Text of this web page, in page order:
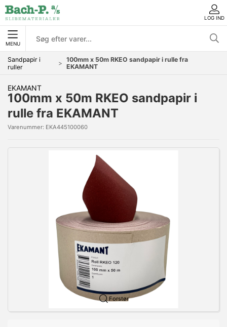
LOG IND
MENU
Sandpapir i
ruller
100mm x 50m RKEO sandpapir i rulle fra
EKAMANT
EKAMANT
100mm x 50m RKEO sandpapir i
rulle fra EKAMANT
Varenummer: EKA445100060
Forstør